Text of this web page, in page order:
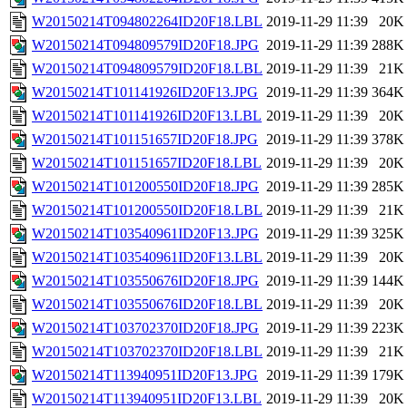
W20150214T094802264ID20F18.LBL 2019-11-29 11:39
20K
W20150214T094809579ID20F18.JPG 2019-11-29 11:39 288K
W20150214T094809579ID20F18.LBL 2019-11-29 11:39
21K
W20150214T101141926ID20F13.JPG 2019-11-29 11:39 364K
W20150214T101141926ID20F13.LBL 2019-11-29 11:39
20K
W20150214T101151657ID20F18.JPG 2019-11-29 11:39 378K
W20150214T101151657ID20F18.LBL 2019-11-29 11:39
20K
W20150214T101200550ID20F18.JPG 2019-11-29 11:39 285K
W20150214T101200550ID20F18.LBL 2019-11-29 11:39
21K
W20150214T103540961ID20F13.JPG 2019-11-29 11:39 325K
W20150214T103540961ID20F13.LBL 2019-11-29 11:39
20K
W20150214T103550676ID20F18.JPG 2019-11-29 11:39 144K
W20150214T103550676ID20F18.LBL 2019-11-29 11:39
20K
W20150214T103702370ID20F18.JPG 2019-11-29 11:39 223K
W20150214T103702370ID20F18.LBL 2019-11-29 11:39
21K
W20150214T113940951ID20F13.JPG 2019-11-29 11:39 179K
W20150214T113940951ID20F13.LBL 2019-11-29 11:39
20K